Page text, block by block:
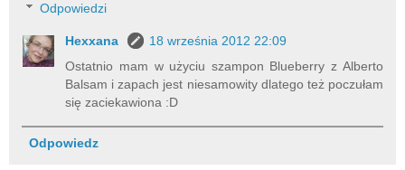
Odpowiedzi
Hexxana
18 września 2012 22:09
Ostatnio mam w użyciu szampon Blueberry z Alberto
Balsam i zapach jest niesamowity dlatego też poczułam
się zaciekawiona :D
Odpowiedz